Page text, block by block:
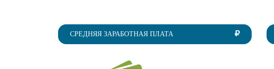
СРЕДНЯЯ ЗАРАБОТНАЯ ПЛАТА